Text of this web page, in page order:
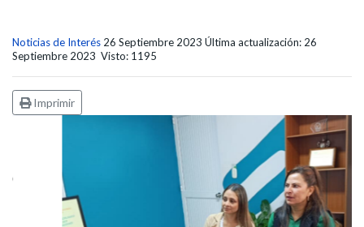
Noticias de Interés 26 Septiembre 2023 Última actualización: 26
Septiembre 2023 Visto: 1195
Imprimir